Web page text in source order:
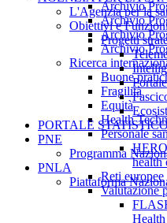
L'Agenzia per la
Obiettivi e
Progetti
PORTALE
PNE
Programma
PNLA
Piattaforma
Archivio
Archivio
Archivio
Archivio
Ricerca
Buone
Fragilità
Equità
Health
Personale
health
Reti europee
Valutazione